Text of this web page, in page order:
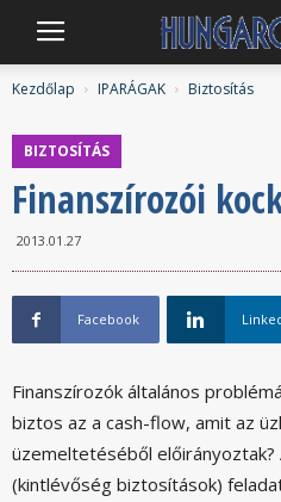
Hungaropark
Kezdőlap IPARÁGAK Biztosítás
BIZTOSÍTÁS
Finanszírozói
2013.01.27
Facebook
Finanszírozók általános
biztos az a cash-flow, amit az
üzemeltetéséből előirányoztak?
(kintlévőség biztosítások)